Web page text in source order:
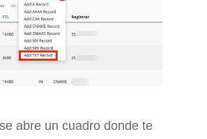
abre un cuadro donde te